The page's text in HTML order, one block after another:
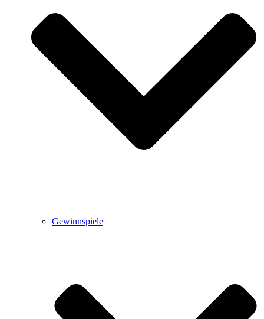
Gewinnspiele